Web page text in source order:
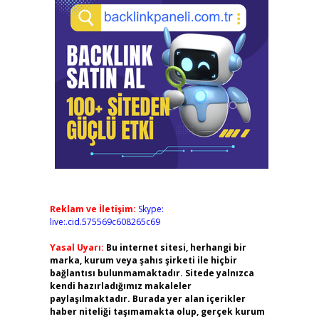
Reklam ve İletişim: Skype:
live:.cid.575569c608265c69
Yasal Uyarı: Bu internet sitesi, herhangi bir
marka, kurum veya şahıs şirketi ile hiçbir
bağlantısı bulunmamaktadır. Sitede yalnızca
kendi hazırladığımız makaleler
paylaşılmaktadır. Burada yer alan içerikler
haber niteliği taşımamakta olup, gerçek kurum